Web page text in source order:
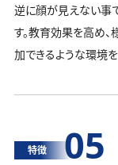
逆に顔が見えない事
す。教育効果を高め
加できるような環境を
特徴 05